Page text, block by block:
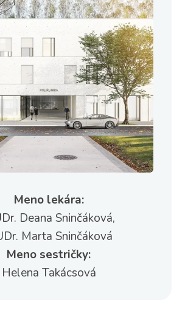
Meno lekára:
Deana Sninčáková,
Marta Sninčáková
Meno sestričky:
Helena Takácsová